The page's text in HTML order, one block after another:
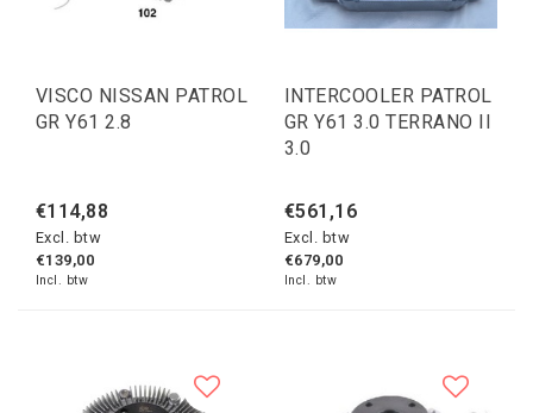
VISCO NISSAN PATROL
GR Y61 2.8
€114,88
Excl. btw
€139,00
Incl. btw
INTERCOOLER PATROL
GR Y61 3.0 TERRANO II
3.0
€561,16
Excl. btw
€679,00
Incl. btw